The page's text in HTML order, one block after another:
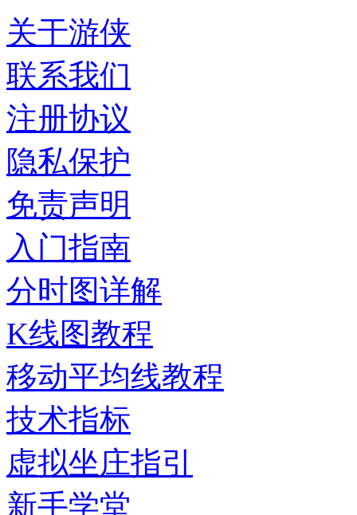
关于游侠
联系我们
注册协议
隐私保护
免责声明
入门指南
分时图详解
K线图教程
移动平均线教程
技术指标
虚拟坐庄指引
新手学堂